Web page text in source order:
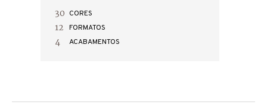
30 CORES
12 FORMATOS
4 ACABAMENTOS